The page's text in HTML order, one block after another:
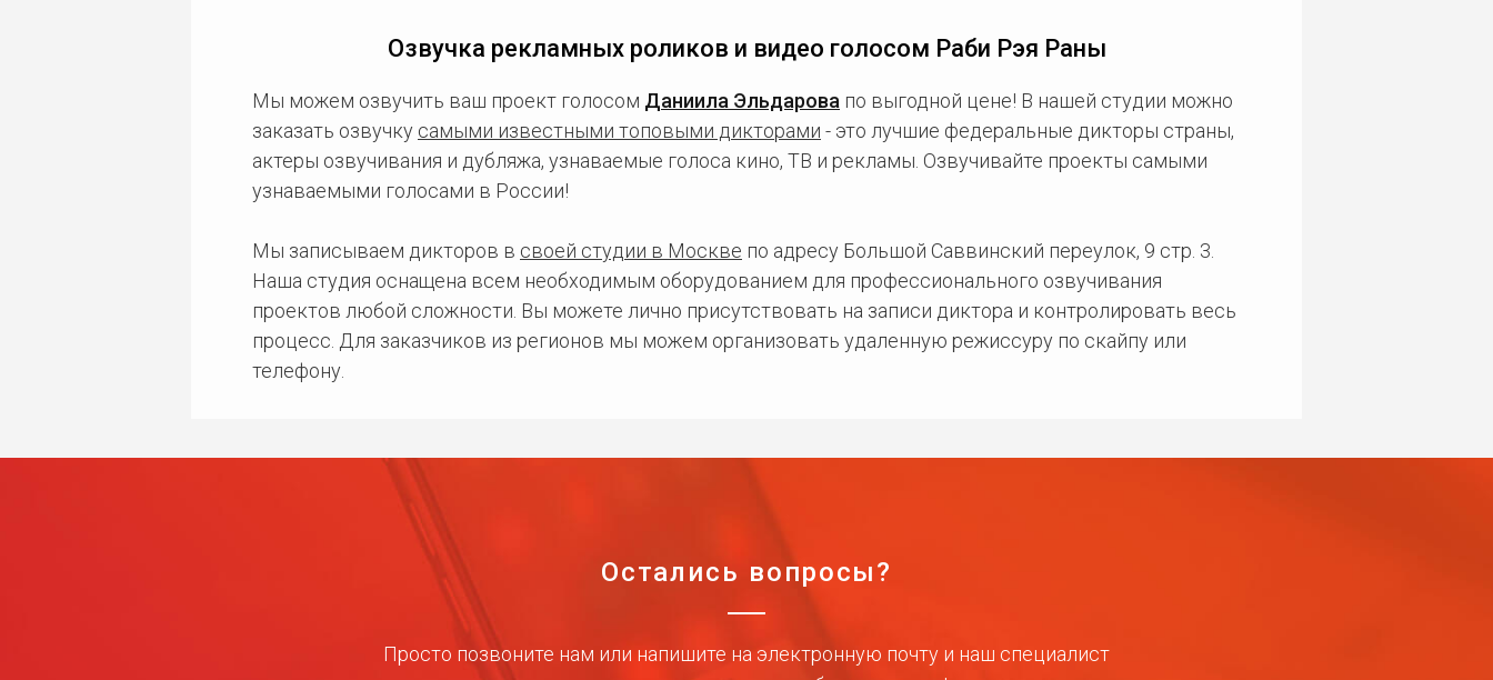
Озвучка рекламных роликов и видео голосом Раби Рэя Раны
Мы можем озвучить ваш проект голосом Даниила Эльдарова по выгодной цене! В нашей студии можно
заказать озвучку самыми известными топовыми дикторами - это лучшие федеральные дикторы страны,
актеры озвучивания и дубляжа, узнаваемые голоса кино, ТВ и рекламы. Озвучивайте проекты самыми
узнаваемыми голосами в России!
Мы записываем дикторов в своей студии в Москве по адресу Большой Саввинский переулок, 9 стр. 3.
Наша студия оснащена всем необходимым оборудованием для профессионального озвучивания
проектов любой сложности. Вы можете лично присутствовать на записи диктора и контролировать весь
процесс. Для заказчиков из регионов мы можем организовать удаленную режиссуру по скайпу или
телефону.
Остались вопросы?
Просто позвоните нам или напишите на электронную почту и наш специалист